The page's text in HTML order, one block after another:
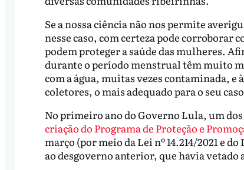
Se a nossa ciência não nos permite
nesse caso, com certeza pode corroborar
podem proteger a saúde das mulheres.
durante o período menstrual têm muito
com a água, muitas vezes contaminada, e
coletores, o mais adequado para o seu
No primeiro ano do Governo Lula, um dos
criação do Programa de Proteção e
março (por meio da Lei nº 14.214/2021 e
ao desgoverno anterior, que havia vetado